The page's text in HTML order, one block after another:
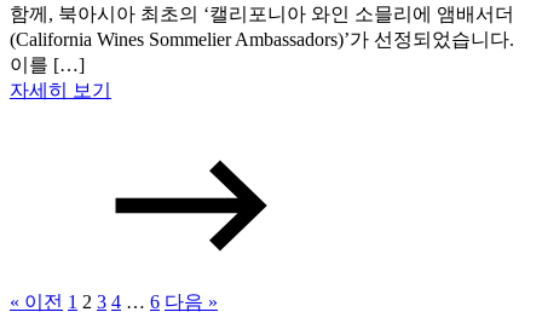
함께, 북아시아 최초의 ‘캘리포니아 와인 소믈리에 앰배서더
(California Wines Sommelier Ambassadors)’가 선정되었습니다.
이를 […]
자세히 보기
« 이전 1 2 3 4 … 6 다음 »